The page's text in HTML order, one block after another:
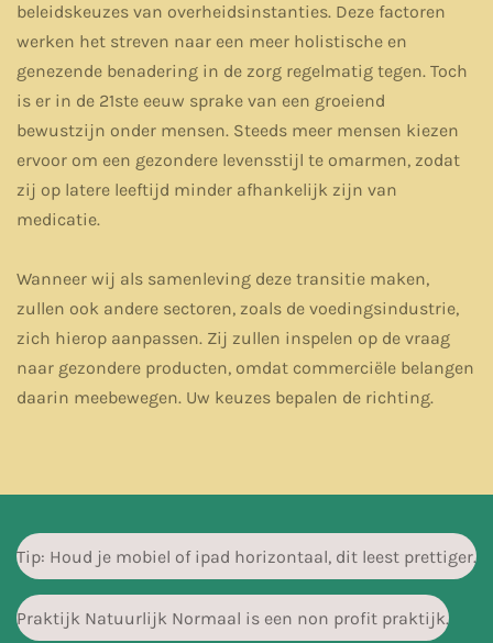
beleidskeuzes van overheidsinstanties. Deze factoren
werken het streven naar een meer holistische en
genezende benadering in de zorg regelmatig tegen. Toch
is er in de 21ste eeuw sprake van een groeiend
bewustzijn onder mensen. Steeds meer mensen kiezen
ervoor om een gezondere levensstijl te omarmen, zodat
zij op latere leeftijd minder afhankelijk zijn van
medicatie.
Wanneer wij als samenleving deze transitie maken,
zullen ook andere sectoren, zoals de voedingsindustrie,
zich hierop aanpassen. Zij zullen inspelen op de vraag
naar gezondere producten, omdat commerciële belangen
daarin meebewegen. Uw keuzes bepalen de richting.
Tip: Houd je mobiel of ipad horizontaal, dit leest prettiger.
Praktijk Natuurlijk Normaal is een non profit praktijk.